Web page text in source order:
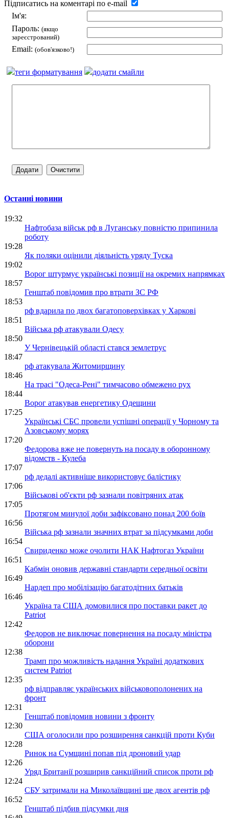
Підписатись на коментарі по e-mail
Ім'я:
Пароль: (якщо
зареєстрований)
Email: (обов'язково!)
теги форматування додати смайли
Останні новини
19:32
Нафтобаза військ рф в Луганську повністю припинила
роботу
19:28
Як поляки оцінили діяльність уряду Туска
19:02
Ворог штурмує українські позиції на окремих напрямках
18:57
Генштаб повідомив про втрати ЗС РФ
18:53
рф вдарила по двох багатоповерхівках у Харкові
18:51
Війська рф атакували Одесу
18:50
У Чернівецькій області стався землетрус
18:47
рф атакувала Житомирщину
18:46
На трасі "Одеса-Рені" тимчасово обмежено рух
18:44
Ворог атакував енергетику Одещини
17:25
Українські СБС провели успішні операції у Чорному та
Азовському морях
17:20
Федорова вже не повернуть на посаду в оборонному
відомств - Кулеба
17:07
рф дедалі активніше використовує балістику
17:06
Військові об'єкти рф зазнали повітряних атак
17:05
Протягом минулої доби зафіксовано понад 200 боїв
16:56
Війська рф зазнали значних втрат за підсумками доби
16:54
Свириденко може очолити НАК Нафтогаз України
16:51
Кабмін оновив державні стандарти середньої освіти
16:49
Нардеп про мобілізацію багатодітних батьків
16:46
Україна та США домовилися про поставки ракет до
Patriot
12:42
Федоров не виключає повернення на посаду міністра
оборони
12:38
Трамп про можливість надання Україні додаткових
систем Patriot
12:35
рф відправляє українських військовополонених на
фронт
12:31
Генштаб повідомив новини з фронту
12:30
США оголосили про розширення санкцій проти Куби
12:28
Ринок на Сумщині попав під дроновий удар
12:26
Уряд Британії розширив санкційний список проти рф
12:24
СБУ затримали на Миколаївщині ще двох агентів рф
16:52
Генштаб підбив підсумки дня